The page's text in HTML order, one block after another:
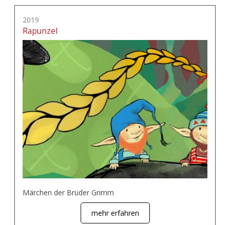
2019
Rapunzel
Märchen der Brüder Grimm
mehr erfahren